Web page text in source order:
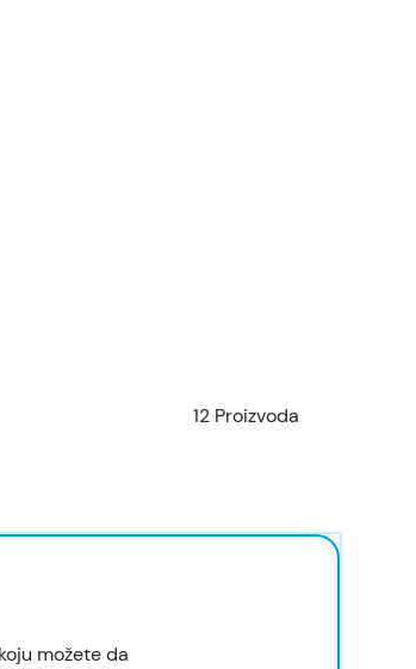
12 Proizvoda
možete da